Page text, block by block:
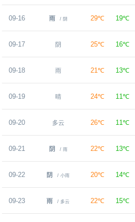
09-16 雨 / 阴 29℃ 19℃
09-17 阴 25℃ 16℃
09-18 雨 21℃ 13℃
09-19 晴 24℃ 11℃
09-20 多云 26℃ 11℃
09-21 阴 / 雨 22℃ 13℃
09-22 阴 / 小雨 20℃ 14℃
09-23 雨 / 多云 22℃ 15℃